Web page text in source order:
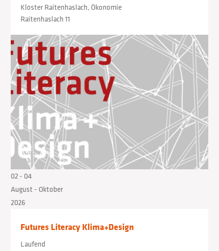
Kloster Raitenhaslach, Ökonomie
Raitenhaslach 11
02 - 04
August - Oktober
2026
Futures Literacy Klima+Design
Laufend